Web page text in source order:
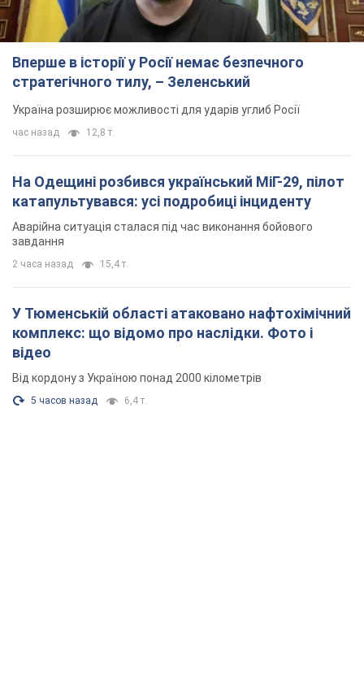
Аварійна ситуація сталася під час виконання бойового
завдання
У Тюменській області атаковано нафтохімічний
комплекс: що відомо про наслідки. Фото і
відео
5 часов назад 6,4 т.